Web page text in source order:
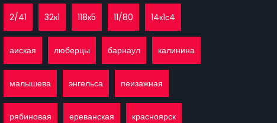
2/41 32к1 118к5 11/80 14к1с4
аиская люберцы барнаул калинина
малышева энгельса пеизажная
рябиновая ереванская красноярск